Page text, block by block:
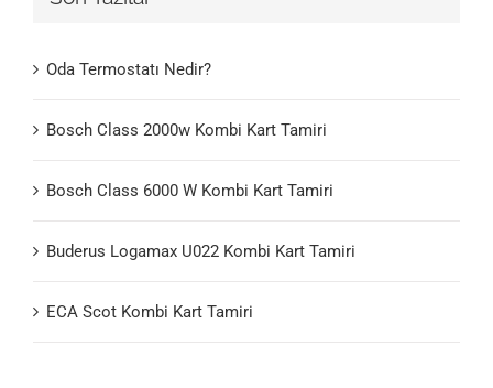
Oda Termostatı Nedir?
Bosch Class 2000w Kombi Kart Tamiri
Bosch Class 6000 W Kombi Kart Tamiri
Buderus Logamax U022 Kombi Kart Tamiri
ECA Scot Kombi Kart Tamiri